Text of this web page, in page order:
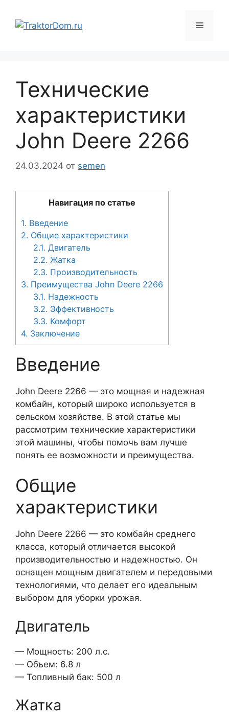
содержимому
Меню
Технические
характеристики
John Deere 2266
24.03.2024 от semen
Навигация по статье
1. Введение
2. Общие характеристики
2.1. Двигатель
2.2. Жатка
2.3. Производительность
3. Преимущества John Deere 2266
3.1. Надежность
3.2. Эффективность
3.3. Комфорт
4. Заключение
Введение
John Deere 2266 — это мощная и надежная
комбайн, который широко используется в
сельском хозяйстве. В этой статье мы
рассмотрим технические характеристики
этой машины, чтобы помочь вам лучше
понять ее возможности и преимущества.
Общие
характеристики
John Deere 2266 — это комбайн среднего
класса, который отличается высокой
производительностью и надежностью. Он
оснащен мощным двигателем и передовыми
технологиями, что делает его идеальным
выбором для уборки урожая.
Двигатель
— Мощность: 200 л.с.
— Объем: 6.8 л
— Топливный бак: 500 л
Жатка